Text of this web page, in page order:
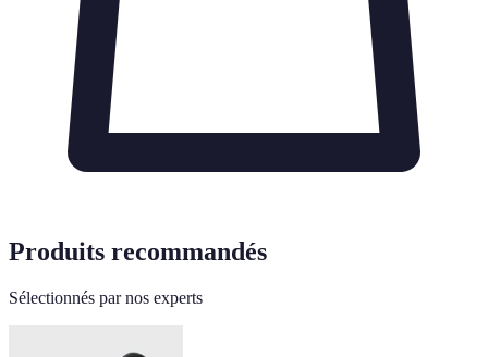
Produits recommandés
Sélectionnés par nos experts